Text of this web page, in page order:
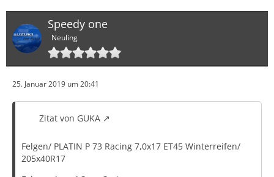
Speedy one
Neuling
25. Januar 2019 um 20:41
Zitat von GUKA
Felgen/ PLATIN P 73 Racing 7,0x17 ET45 Winterreifen/
205x40R17